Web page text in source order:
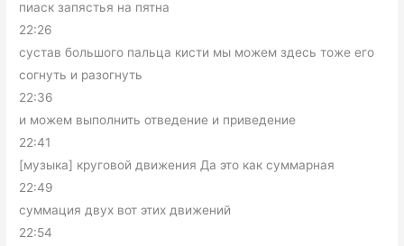
пиаск запястья на пятна
22:26
сустав большого пальца кисти мы можем здесь тоже его
согнуть и разогнуть
22:36
и можем выполнить отведение и приведение
22:41
[музыка] круговой движения Да это как суммарная
22:49
суммация двух вот этих движений
22:54